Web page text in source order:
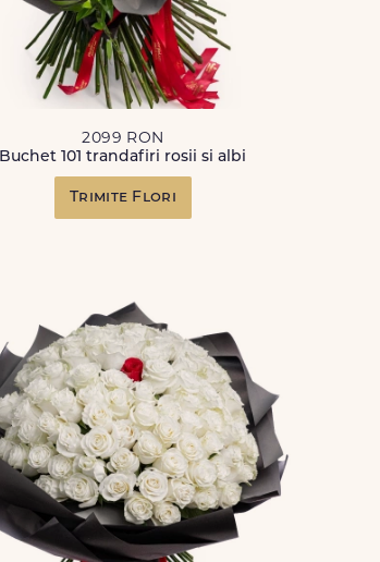
2099 RON
Buchet 101 trandafiri rosii si albi
Trimite Flori